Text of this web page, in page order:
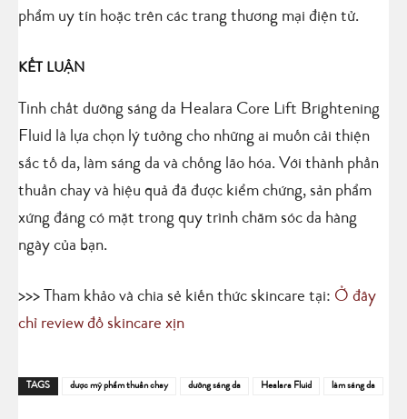
phẩm uy tín hoặc trên các trang thương mại điện tử.
KẾT LUẬN
Tinh chất dưỡng sáng da Healara Core Lift Brightening
Fluid là lựa chọn lý tưởng cho những ai muốn cải thiện
sắc tố da, làm sáng da và chống lão hóa. Với thành phần
thuần chay và hiệu quả đã được kiểm chứng, sản phẩm
xứng đáng có mặt trong quy trình chăm sóc da hàng
ngày của bạn.
>>> Tham khảo và chia sẻ kiến thức skincare tại: Ở đây
chỉ review đồ skincare xịn
TAGS dược mỹ phẩm thuần chay dưỡng sáng da Healara Fluid làm sáng da